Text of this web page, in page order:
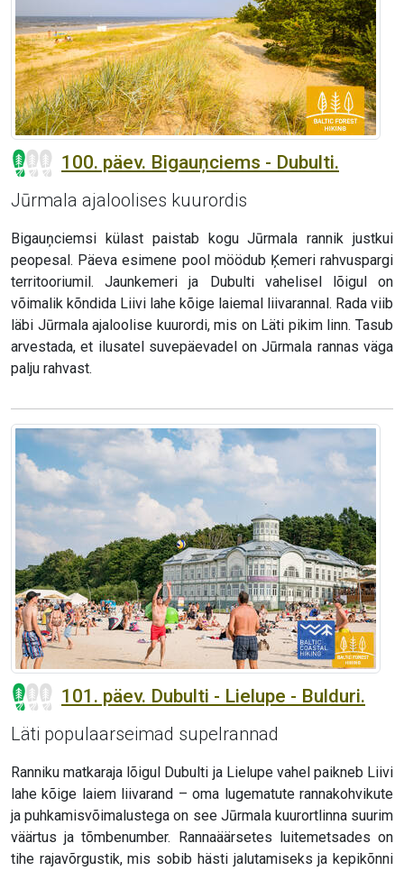
100. päev. Bigauņciems - Dubulti.
Jūrmala ajaloolises kuurordis
Bigauņciemsi külast paistab kogu Jūrmala rannik justkui
peopesal. Päeva esimene pool möödub Ķemeri rahvuspargi
territooriumil. Jaunkemeri ja Dubulti vahelisel lõigul on
võimalik kõndida Liivi lahe kõige laiemal liivarannal. Rada viib
läbi Jūrmala ajaloolise kuurordi, mis on Läti pikim linn. Tasub
arvestada, et ilusatel suvepäevadel on Jūrmala rannas väga
palju rahvast.
101. päev. Dubulti - Lielupe - Bulduri.
Läti populaarseimad supelrannad
Ranniku matkaraja lõigul Dubulti ja Lielupe vahel paikneb Liivi
lahe kõige laiem liivarand – oma lugematute rannakohvikute
ja puhkamisvõimalustega on see Jūrmala kuurortlinna suurim
väärtus ja tõmbenumber. Rannaäärsetes luitemetsades on
tihe rajavõrgustik, mis sobib hästi jalutamiseks ja kepikõnni